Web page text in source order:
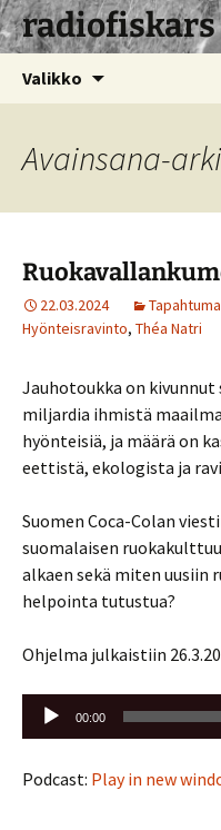
radiofiskars
Valikko
Avainsana-
22.03.2024
Hyönteisravinto, Théa Natri
Jauhotoukka on kivunnut
miljardia ihmistä
hyönteisiä, ja määrä on
eettistä, ekologista ja
Suomen Coca-Colan
suomalaisen
alkaen sekä miten uusiin
helpointa tutustua?
Ohjelma julkaistiin
Äänitoistin
00:00
Podcast: Play in new